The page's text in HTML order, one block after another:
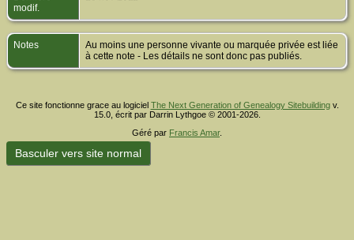
modif.
Notes
Au moins une personne vivante ou marquée privée est liée
à cette note - Les détails ne sont donc pas publiés.
Ce site fonctionne grace au logiciel The Next Generation of Genealogy Sitebuildingv.
15.0, écrit par Darrin Lythgoe © 2001-2026.
Géré par Francis Amar.
Basculer vers site normal